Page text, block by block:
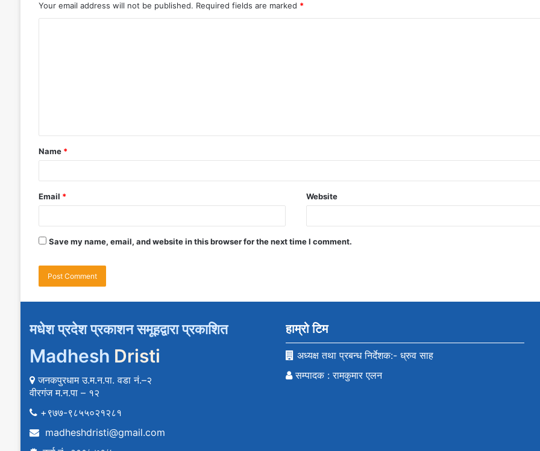
Your email address will not be published. Required fields are marked *
Name *
Email * Website
Save my name, email, and website in this browser for the next time I comment.
मधेश प्रदेश प्रकाशन समूहद्वारा प्रकाशित
Madhesh Dristi
जनकपुरधाम उ.म.न.पा. वडा नं.–२
वीरगंज म.न.पा – १२
+९७७-९८५५०२१२८१
madheshdristi@gmail.com
हाम्रो टिम
अध्यक्ष तथा प्रबन्ध निर्देशक:- ध्रुव साह
सम्पादक : रामकुमार एलन